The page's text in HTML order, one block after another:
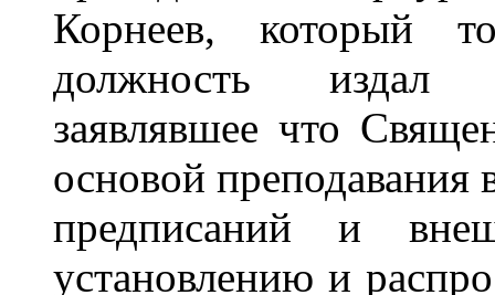
Корнеев, который
должность издал
заявлявшее что
основой преподавания
предписаний и
установлению и